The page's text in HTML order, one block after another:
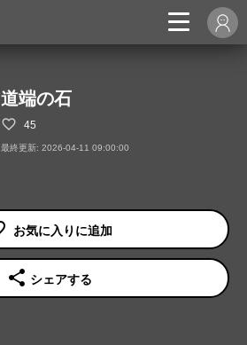
道端の石
45
最終更新: 2026-04-11 09:00:00
share シェアする